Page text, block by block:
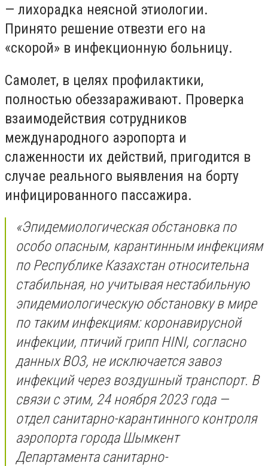
— лихорадка неясной этиологии.
Принято решение отвезти его на
«скорой» в инфекционную больницу.
Самолет, в целях профилактики,
полностью обеззараживают. Проверка
взаимодействия сотрудников
международного аэропорта и
слаженности их действий, пригодится в
случае реального выявления на борту
инфицированного пассажира.
«Эпидемиологическая обстановка по
особо опасным, карантинным инфекциям
по Республике Казахстан относительна
стабильная, но учитывая нестабильную
эпидемиологическую обстановку в мире
по таким инфекциям: коронавирусной
инфекции, птичий грипп HINI, согласно
данных ВО3, не исключается завоз
инфекций через воздушный транспорт. В
связи с этим, 24 ноября 2023 года —
отдел санитарно-карантинного контроля
аэропорта города Шымкент
Департамента санитарно-